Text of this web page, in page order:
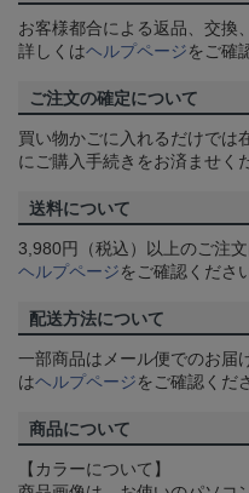
お客様都合による返品、交換
詳しくはヘルプページをご確
ご注文の確定について
買い物かごに入れるだけでは
にご購入手続きをお済ませく
送料について
3,980円（税込）以上のご注
ヘルプページをご確認くださ
配送方法について
一部商品はメール便でのお届
はヘルプページをご確認くだ
商品について
【カラーについて】